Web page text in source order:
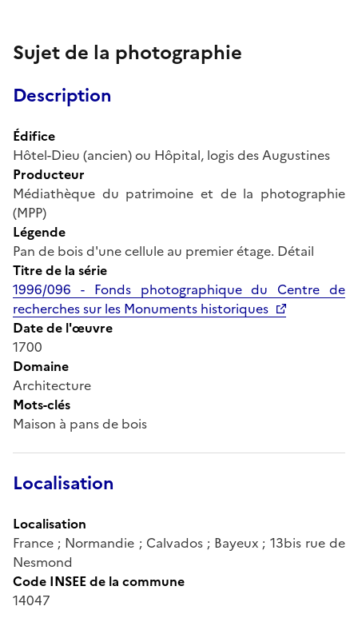
Sujet de la photographie
Description
Édifice
Hôtel-Dieu (ancien) ou Hôpital, logis des Augustines
Producteur
Médiathèque du patrimoine et de la photographie
(MPP)
Légende
Pan de bois d'une cellule au premier étage. Détail
Titre de la série
1996/096 - Fonds photographique du Centre de
recherches sur les Monuments historiques
Date de l'œuvre
1700
Domaine
Architecture
Mots-clés
Maison à pans de bois
Localisation
Localisation
France ; Normandie ; Calvados ; Bayeux ; 13bis rue de
Nesmond
Code INSEE de la commune
14047